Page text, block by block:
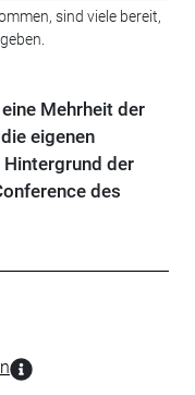
sind viele bereit,
Mehrheit der
eigenen
der
des